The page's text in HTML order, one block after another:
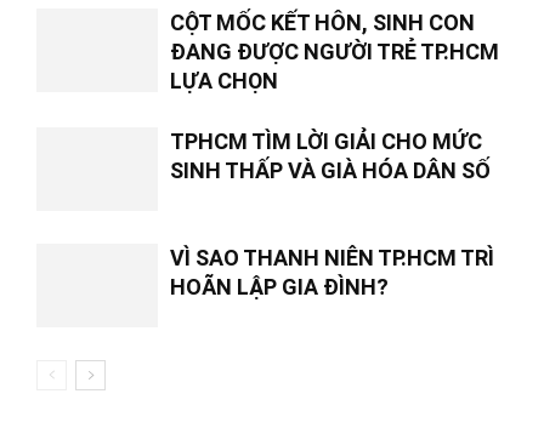
CỘT MỐC KẾT HÔN, SINH CON
ĐANG ĐƯỢC NGƯỜI TRẺ TP.HCM
LỰA CHỌN
TPHCM TÌM LỜI GIẢI CHO MỨC
SINH THẤP VÀ GIÀ HÓA DÂN SỐ
VÌ SAO THANH NIÊN TP.HCM TRÌ
HOÃN LẬP GIA ĐÌNH?